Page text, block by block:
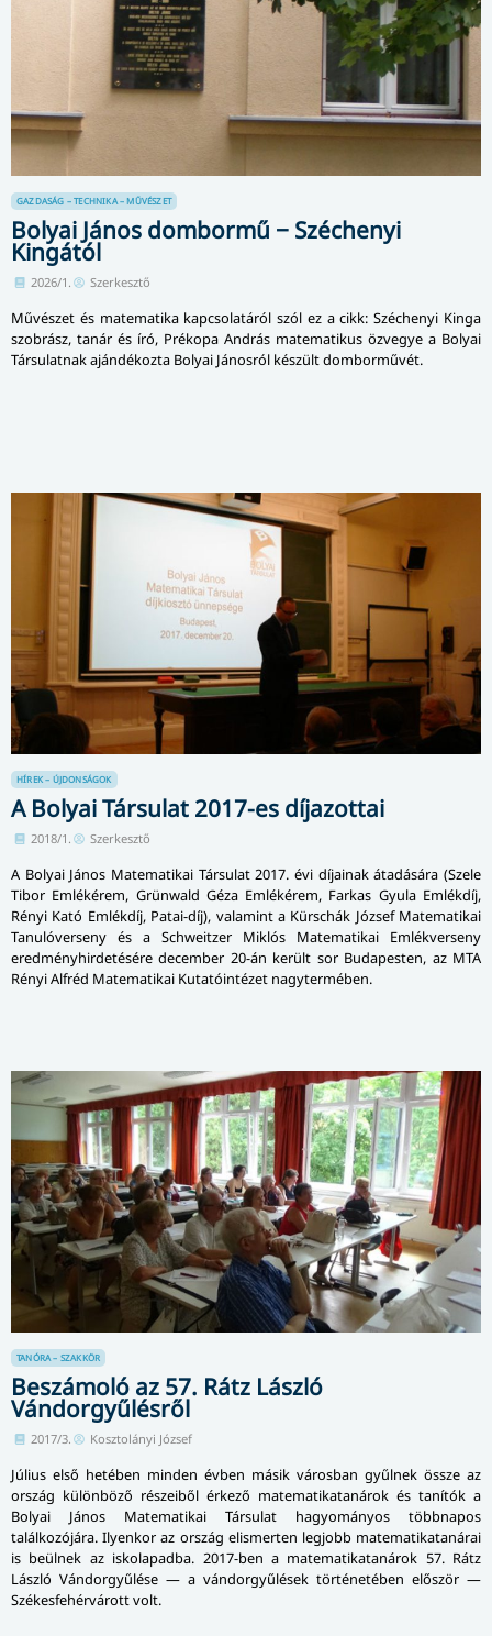
GAZDASÁG – TECHNIKA – MŰVÉSZET
Bolyai János dombormű − Széchenyi
Kingától
2026/1. Szerkesztő
Művészet és matematika kapcsolatáról szól ez a cikk: Széchenyi Kinga
szobrász, tanár és író, Prékopa András matematikus özvegye a Bolyai
Társulatnak ajándékozta Bolyai Jánosról készült domborművét.
HÍREK – ÚJDONSÁGOK
A Bolyai Társulat 2017-es díjazottai
2018/1. Szerkesztő
A Bolyai János Matematikai Társulat 2017. évi díjainak átadására (Szele
Tibor Emlékérem, Grünwald Géza Emlékérem, Farkas Gyula Emlékdíj,
Rényi Kató Emlékdíj, Patai-díj), valamint a Kürschák József Matematikai
Tanulóverseny és a Schweitzer Miklós Matematikai Em­lék­ver­seny
eredményhirdetésére december 20-án került sor Budapesten, az MTA
Rényi Alfréd Matematikai Kutatóintézet nagy­ter­mé­ben.
TANÓRA – SZAKKÖR
Beszámoló az 57. Rátz László
Vándorgyűlésről
2017/3. Kosztolányi József
Július első hetében minden évben másik városban gyűlnek össze az
ország különböző részeiből érkező ma­te­ma­ti­ka­ta­ná­rok és tanítók a
Bolyai János Matematikai Társulat hagyományos többnapos
találkozójára. Ilyenkor az ország elismerten legjobb ma­te­ma­ti­ka­ta­nárai
is beülnek az iskolapadba. 2017-ben a matematikatanárok 57. Rátz
László Vándorgyűlése — a vándorgyűlések történetében először —
Székesfehérvárott volt.